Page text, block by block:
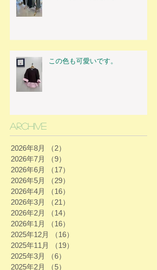
この色も可愛いです。
Archive
2026年8月 （2）
2026年7月
（9）
2026年6月
（17）
2026年5月
（29）
2026年4月
（16）
2026年3月
（21）
2026年2月
（14）
2026年1月
（16）
2025年12月
（16）
2025年11月
（19）
2025年3月
（6）
2025年2月
（5）